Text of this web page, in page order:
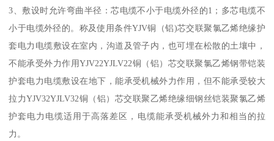
3、敷设时允许弯曲半径：芯电缆不小于电缆外径的1；多芯电缆不
小于电缆外径的。称及使用条件YJV铜（铝)芯交联聚氯乙烯绝缘护
套电力电缆敷设在室内，沟道及管子内，也可埋在松散的土壤中，
不能承受外力作用YJV22YJLV22铜（铝）芯交联聚氯乙烯钢带铠装
护套电力电缆敷设在地下，能承受机械外力作用，但不能承受较大
拉力YJV32YJLV32铜（铝）芯交联聚乙烯绝缘细钢丝铠装聚氯乙烯
护套电力电缆适用于高落差区，电缆能承受机械外力和相当的拉
力。